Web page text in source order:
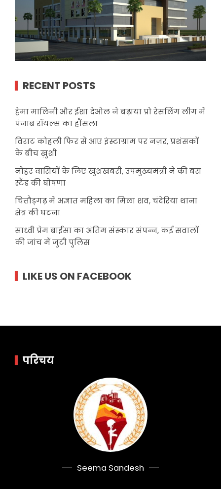
RECENT POSTS
हेमा मालिनी और ईशा देओल ने बढ़ाया प्रो रेसलिंग लीग में
पंजाब रॉयल्स का हौंसला
विराट कोहली फिर से आए इंस्टाग्राम पर नज़र, प्रशंसकों
के बीच ख़ुशी
नोहर वासियों के लिए खुशखबरी, उपमुख्यमंत्री ने की बस
स्टैंड की घोषणा
चित्तौड़गढ़ में अज्ञात महिला का मिला शव, चंदेरिया थाना
क्षेत्र की घटना
साध्वी प्रेम बाईसा का अंतिम संस्कार संपन्न, कई सवालों
की जांच में जुटी पुलिस
LIKE US ON FACEBOOK
परिचय
Seema Sandesh